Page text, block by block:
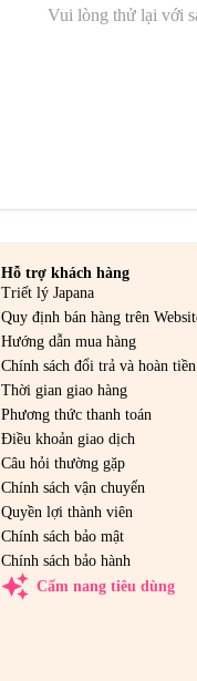
Vui lòng thử lại với
Hỗ trợ khách hàng
Triết lý Japana
Quy định bán hàng trên
Hướng dẫn mua hàng
Chính sách đổi trả và hoàn tiền
Thời gian giao hàng
Phương thức thanh toán
Điều khoản giao dịch
Câu hỏi thường gặp
Chính sách vận chuyển
Quyền lợi thành viên
Chính sách bảo mật
Chính sách bảo hành
auto_awesome Cẩm nang tiêu dùng